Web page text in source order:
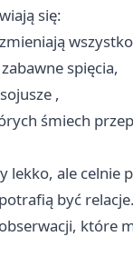
się:
spięcia,
,
śmiech
lekko, ale celnie
być
które